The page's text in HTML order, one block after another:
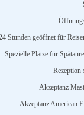
Stunden geöffnet für
Spezielle Plätze für
Rezeption
Akzeptanz
Akzeptanz American